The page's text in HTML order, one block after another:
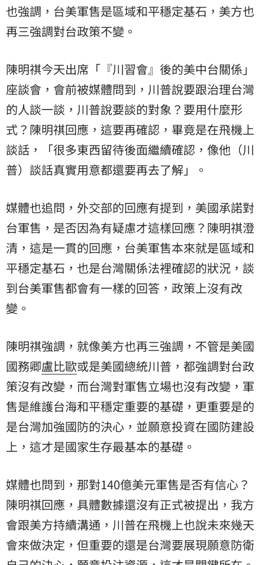
也強調，台美軍售是區域和平穩定基石，美方也
再三強調對台政策不變。
陳明祺今天出席「『川習會』後的美中台關係」
座談會，會前被媒體問到，川普說要跟治理台灣
的人談一談，川普說要談的對象？要用什麼形
式？陳明祺回應，這要再確認，畢竟是在飛機上
談話，「很多東西留待後面繼續確認，像他（川
普）談話真實用意都還要再去了解」。
媒體也追問，外交部的回應有提到，美國承諾對
台軍售，是否因為有疑慮才這樣回應？陳明祺澄
清，這是一貫的回應，台美軍售本來就是區域和
平穩定基石，也是台灣關係法裡確認的狀況，談
到台美軍售都會有一樣的回答，政策上沒有改
變。
陳明祺強調，就像美方也再三強調，不管是美國
國務卿盧比歐或是美國總統川普，都強調對台政
策沒有改變，而台灣對軍售立場也沒有改變，軍
售是維護台海和平穩定重要的基礎，更重要是的
是台灣加強國防的決心，並願意投資在國防建設
上，這才是國家生存最基本的基礎。
媒體也問到，那對140億美元軍售是否有信心？
陳明祺回應，具體數據還沒有正式被提出，我方
會跟美方持續溝通，川普在飛機上也說未來幾天
會來做決定，但重要的還是台灣要展現願意防衛